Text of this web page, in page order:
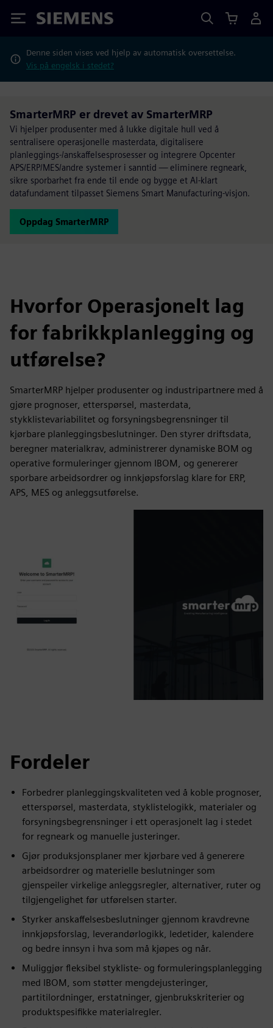
Siemens
Denne siden vises ved hjelp av automatisk oversettelse.
Vis på engelsk i stedet?
SmarterMRP er drevet av SmarterMRP
Vi hjelper produsenter med å lukke digitale hull ved å
sentralisere operasjonelle masterdata, digitalisere
planleggings-/anskaffelsesprosesser og integrere Opcenter
APS/ERP/MES/andre systemer i sanntid — eliminere regneark,
sikre sporbarhet fra ende til ende og bygge et AI-klart
datafundament tilpasset Siemens Smart Manufacturing-visjon.
Oppdag SmarterMRP
Hvorfor Operasjonelt lag
for fabrikkplanlegging og
utførelse?
SmarterMRP hjelper produsenter og industripartnere med å
gjøre prognoser, etterspørsel, masterdata,
stykklistevariabilitet og forsyningsbegrensninger til
kjørbare planleggingsbeslutninger. Den styrer driftsdata,
beregner materialkrav, administrerer dynamiske BOM og
operative formuleringer gjennom IBOM, og genererer
sporbare arbeidsordrer og innkjøpsforslag klare for ERP,
APS, MES og anleggsutførelse.
Fordeler
Forbedrer planleggingskvaliteten ved å koble prognoser,
etterspørsel, masterdata, styklistelogikk, materialer og
forsyningsbegrensninger i ett operasjonelt lag i stedet
for regneark og manuelle justeringer.
Gjør produksjonsplaner mer kjørbare ved å generere
arbeidsordrer og materielle beslutninger som
gjenspeiler virkelige anleggsregler, alternativer, ruter og
tilgjengelighet før utførelsen starter.
Styrker anskaffelsesbeslutninger gjennom kravdrevne
innkjøpsforslag, leverandørlogikk, ledetider, kalendere
og bedre innsyn i hva som må kjøpes og når.
Muliggjør fleksibel stykliste- og formuleringsplanlegging
med IBOM, som støtter mengdejusteringer,
partitilordninger, erstatninger, gjenbrukskriterier og
produktspesifikke materialregler.